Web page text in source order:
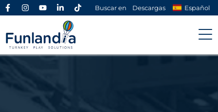
Buscar en Descargas Español